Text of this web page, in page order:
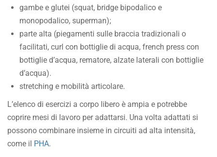
gambe e glutei (squat, bridge bipodalico e
monopodalico, superman);
parte alta (piegamenti sulle braccia tradizionali o
facilitati, curl con bottiglie di acqua, french press con
bottiglie d’acqua, rematore, alzate laterali con bottiglie
d’acqua).
stretching e mobilità articolare.
L’elenco di esercizi a corpo libero è ampia e potrebbe
coprire mesi di lavoro per adattarsi. Una volta adattati si
possono combinare insieme in circuiti ad alta intensità,
come il PHA.